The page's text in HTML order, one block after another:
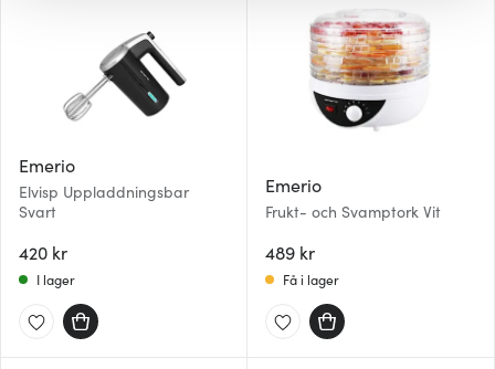
gör också att vi kan analysera vår trafik och göra
hemsidan ännu bättre. Du bestämmer själv vilka cookies
som du vill dela med dig av.
Emerio
Elvisp Uppladdningsbar
Svart
420 kr
I lager
Emerio
Frukt- och Svamptork Vit
489 kr
Få i lager